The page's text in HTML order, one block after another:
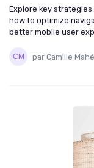
Explore key strategies
how to optimize
better mobile user
par Camille Mahé